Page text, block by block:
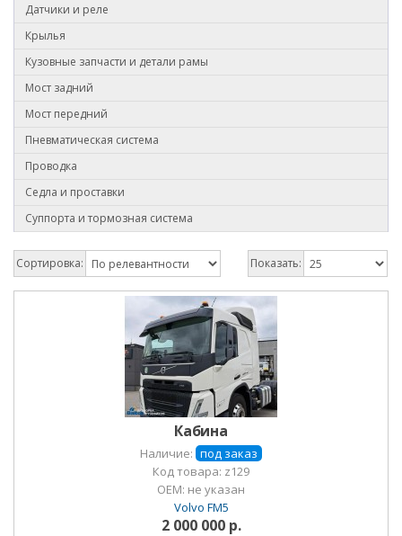
Датчики и реле
Крылья
Кузовные запчасти и детали рамы
Мост задний
Мост передний
Пневматическая система
Проводка
Седла и проставки
Суппорта и тормозная система
Сортировка: Показать:
Кабина
Наличие: под заказ
Код товара: z129
OEM: не указан
Volvo FM5
2 000 000 р.